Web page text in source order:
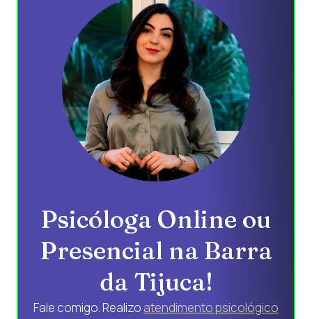
Psicóloga Online ou
Presencial na Barra
da Tijuca!
Fale comigo. Realizo atendimento psicológico